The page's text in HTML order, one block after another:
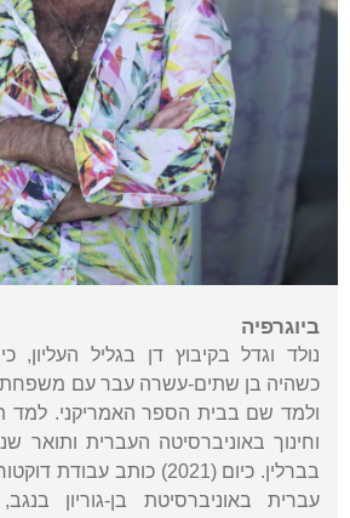
ביוגרפיה
נולד וגדל בקיבוץ דן בגליל העליון,
כשהיה בן שתים-עשרה עבר עם משפחתו
ולמד שם בבית הספר האמריקני. למד
וחינוך באוניברסיטה העברית ותואר
בברלין. כיום (2021) כותב
עברית באוניברסיטת בן-גוריון